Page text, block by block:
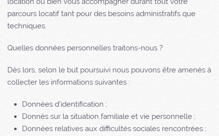
parcours locatif tant pour des besoins administratifs que
techniques.
Quelles données personnelles traitons-nous ?
Dès lors, selon le but poursuivi nous pouvons être amenés à
collecter les informations suivantes :
Données d’identification ;
Donnés sur la situation familiale et vie personnelle ;
Données relatives aux difficultés sociales rencontrées ;